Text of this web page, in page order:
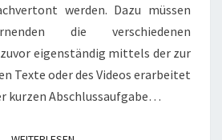
werden. Dazu müssen
die verschiedenen
eigenständig mittels der zur
Texte oder des Videos erarbeitet
kurzen Abschlussaufgabe…